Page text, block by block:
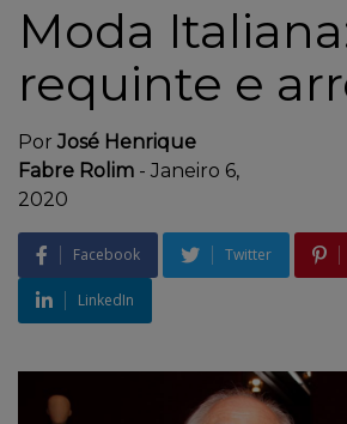
Moda
requinte e
Por José Henrique
Fabre Rolim - Janeiro 6,
2020
Facebook Twitter
LinkedIn